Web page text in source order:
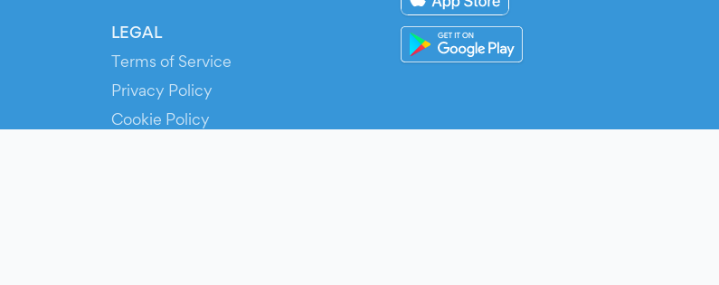
LEGAL
Terms of Service
Privacy Policy
Cookie Policy